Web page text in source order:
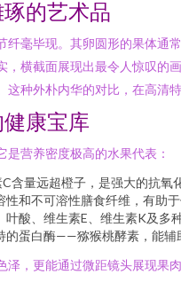
的艺术品
纤毫毕现。其卵圆形的果体通
，横截面展现出最令人惊叹的
种外朴内华的对比，在高清
康宝库
营养密度极高的水果代表：
C含量远超橙子，是强大的抗氧
性和不可溶性膳食纤维，有助
叶酸、维生素E、维生素K及多
的蛋白酶——猕猴桃酵素，能辅
，更能通过微距镜头展现果